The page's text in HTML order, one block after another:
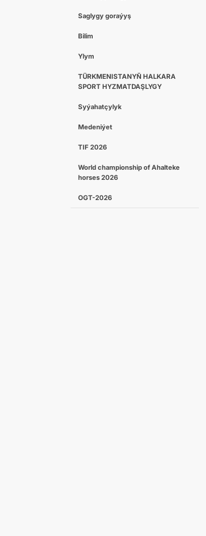
Saglygy goraýyş
Bilim
Ylym
TÜRKMENISTANYŇ HALKARA
SPORT HYZMATDAŞLYGY
Syýahatçylyk
Medeniýet
TIF 2026
World championship of Ahalteke
horses 2026
OGT-2026